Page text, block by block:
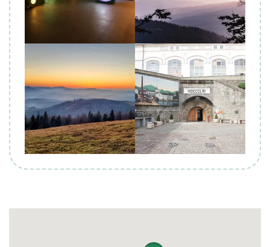
Biuro Podróży KROCZEK Biuro Podróży KROCZEK